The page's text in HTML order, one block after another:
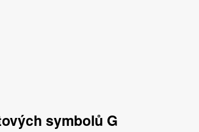
symbolů G